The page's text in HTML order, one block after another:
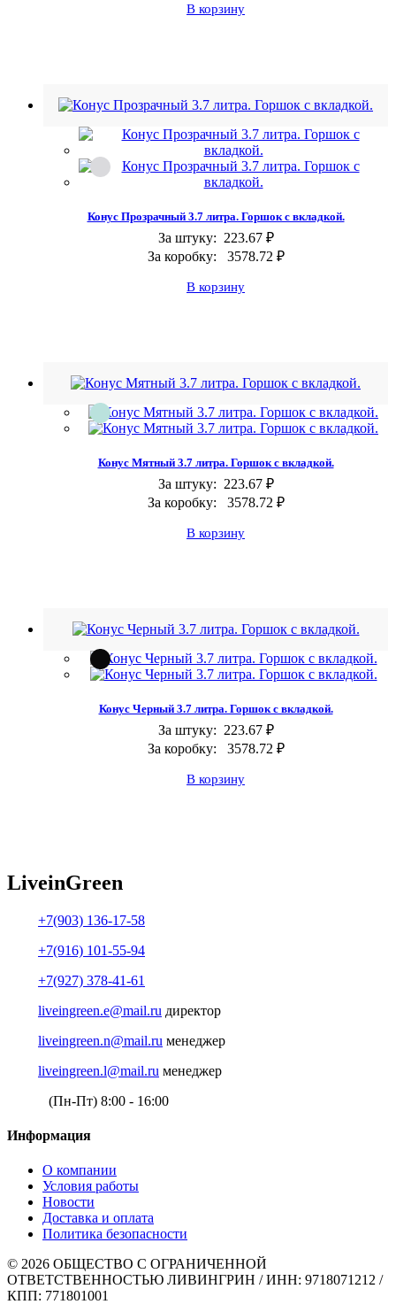
В корзину
Конус Прозрачный 3.7 литра. Горшок с вкладкой.
За штуку: 223.67 ₽
За коробку:
3578.72 ₽
В корзину
Конус Мятный 3.7 литра. Горшок с вкладкой.
За штуку: 223.67 ₽
За коробку:
3578.72 ₽
В корзину
Конус Черный 3.7 литра. Горшок с вкладкой.
За штуку: 223.67 ₽
За коробку:
3578.72 ₽
В корзину
LiveinGreen
+7(903) 136-17-58
+7(916) 101-55-94
+7(927) 378-41-61
liveingreen.e@mail.ru директор
liveingreen.n@mail.ru менеджер
liveingreen.l@mail.ru менеджер
(Пн-Пт) 8:00 - 16:00
Информация
О компании
Условия работы
Новости
Доставка и оплата
Политика безопасности
© 2026 ОБЩЕСТВО С ОГРАНИЧЕННОЙ
ОТВЕТСТВЕННОСТЬЮ ЛИВИНГРИН / ИНН: 9718071212 /
КПП: 771801001